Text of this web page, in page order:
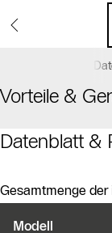
Vorteile &
Datenblatt &
Gesamtmenge der
Modell